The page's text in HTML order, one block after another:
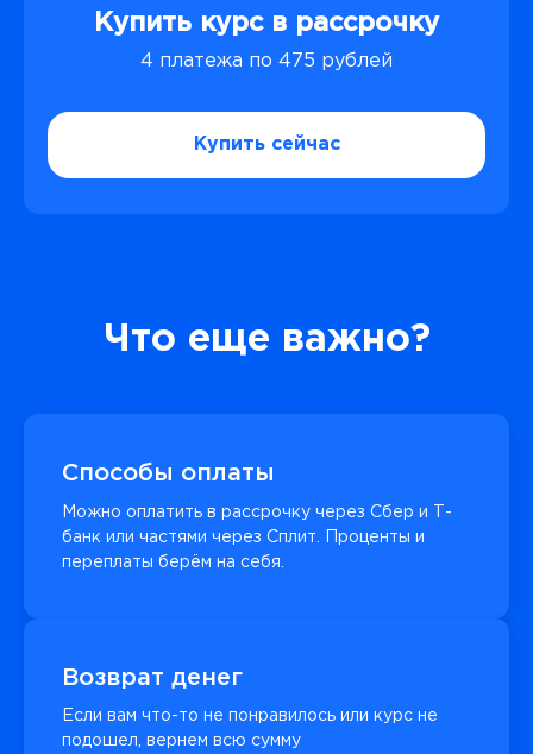
Купить курс в рассрочку
4 платежа по 475 рублей
Купить сейчас
Что еще важно?
Способы оплаты
Можно оплатить в рассрочку через Сбер и Т-
банк или частями через Сплит. Проценты и
переплаты берём на себя.
Возврат денег
Если вам что-то не понравилось или курс не
подошел, вернем всю сумму